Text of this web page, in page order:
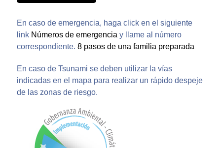
En caso de emergencia, haga click en el siguiente
link Números de emergencia y llame al número
correspondiente. 8 pasos de una familia preparada
En caso de Tsunami se deben utilizar la vías
indicadas en el mapa para realizar un rápido despeje
de las zonas de riesgo.